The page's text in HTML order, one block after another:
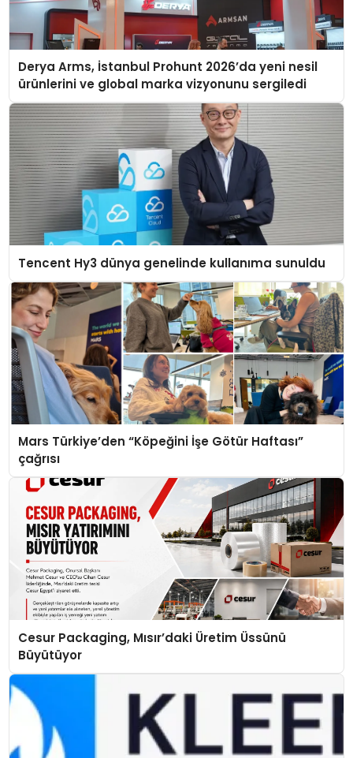
Derya Arms, İstanbul Prohunt 2026’da yeni nesil
ürünlerini ve global marka vizyonunu sergiledi
Tencent Hy3 dünya genelinde kullanıma sunuldu
Mars Türkiye’den “Köpeğini İşe Götür Haftası”
çağrısı
Cesur Packaging, Mısır’daki Üretim Üssünü
Büyütüyor